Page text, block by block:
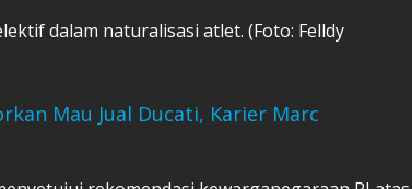
dalam naturalisasi atlet. (Foto: Felldy
Mau Jual Ducati, Karier Marc